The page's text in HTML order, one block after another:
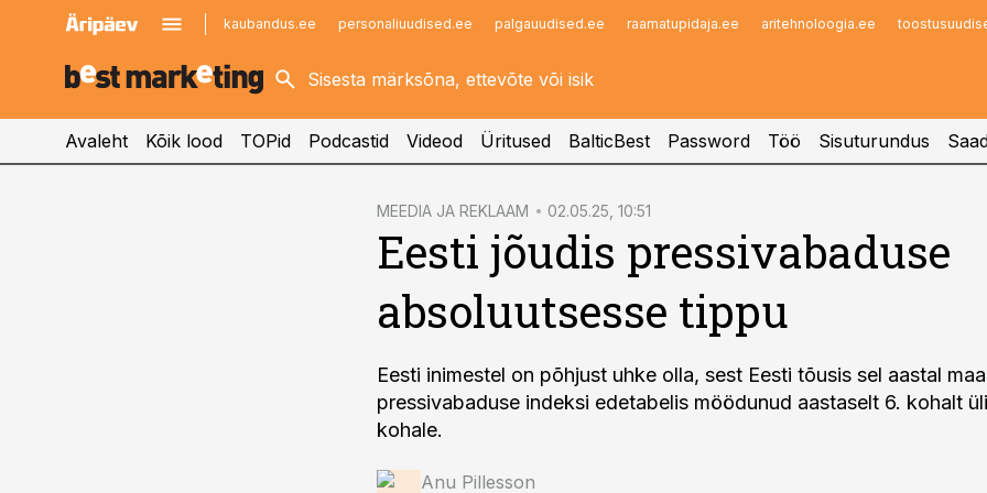
kaubandus.ee personaliuudised.ee palgauudised.ee raamatupidaja.ee aritehnoloogia.ee
kinnisvarauudised.ee
logistikauudised.ee
imelineajalugu.ee
Infopank
Avaleht Kõik lood TOPid Podcastid Videod Üritused BalticBest Password Töö Sisuturundus
MEEDIA JA REKLAAM 02.05.25, 10:51
Eesti jõudis pressivabaduse
absoluutsesse tippu
Eesti inimestel on põhjust uhke olla, sest Eesti tõusis sel aastal
pressivabaduse indeksi edetabelis möödunud aastaselt 6. kohalt
kohale.
Anu Pillesson